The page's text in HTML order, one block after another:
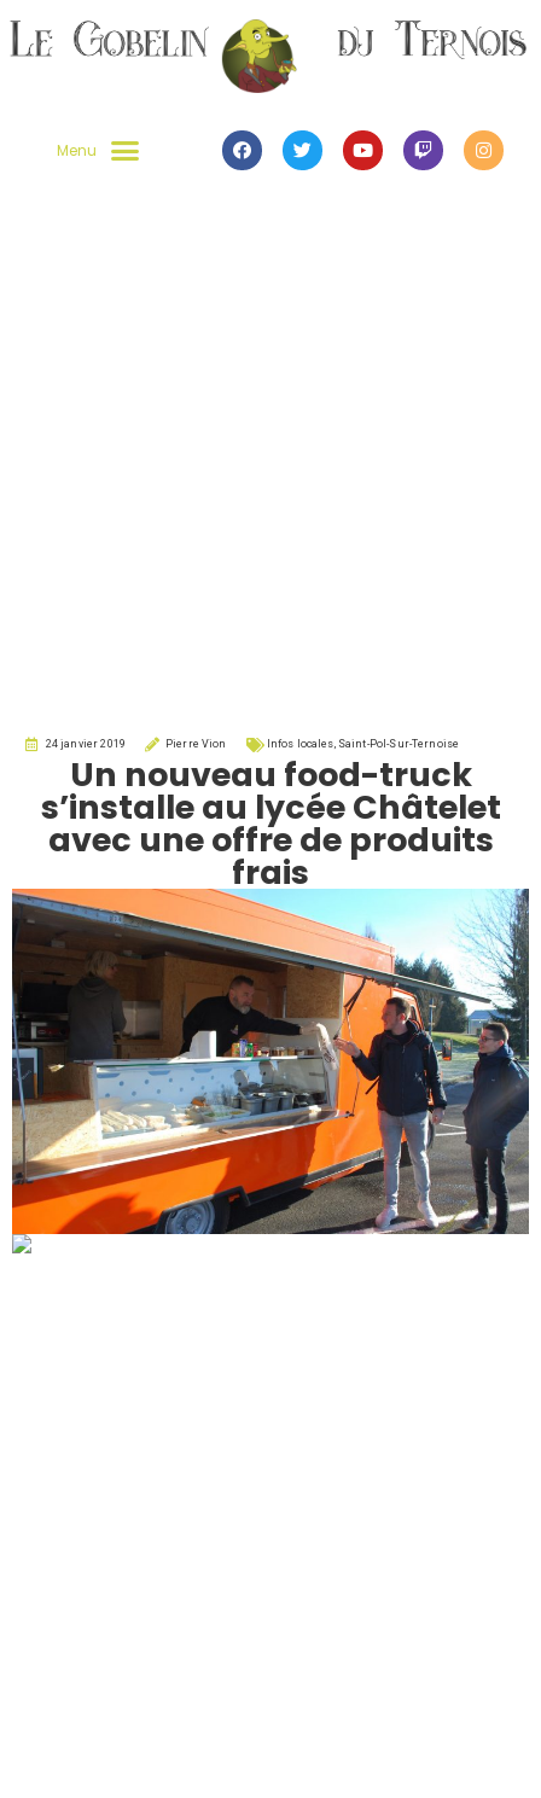
Un nouveau food-truck
s’installe au lycée Châtelet
avec une offre de produits
frais
24 janvier 2019 Pierre Vion Infos locales, Saint-Pol-Sur-Ternoise